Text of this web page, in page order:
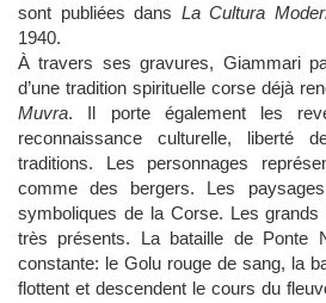
sont publiées dans La Cultura
1940.
À travers ses gravures, Giammari
d’une tradition spirituelle corse déjà
Muvra. Il porte également les
reconnaissance culturelle, liberté
traditions. Les personnages
comme des bergers. Les
symboliques de la Corse. Les
très présents. La bataille de Ponte
constante: le Golu rouge de sang, la
flottent et descendent le cours du